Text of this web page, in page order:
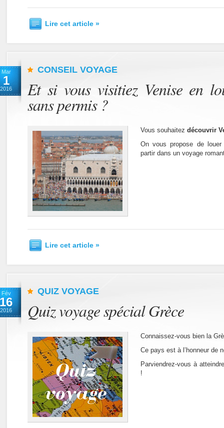
Lire cet article »
Mar
1
2016
CONSEIL VOYAGE
Et si vous visitiez Venise en
sans permis ?
Vous souhaitez découvrir
On vous propose de
partir dans un voyage
Lire cet article »
Fév
16
2016
QUIZ VOYAGE
Quiz voyage spécial Grèce
Connaissez-vous bien la
Ce pays est à l’honneur de
Parviendrez-vous à
!